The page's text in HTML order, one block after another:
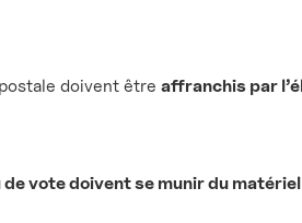
doivent être affranchis par
vote doivent se munir du